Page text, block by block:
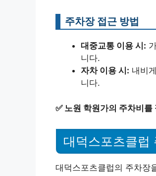
주차장 접근 방법
대중교통 이용 시:
니다.
자차 이용 시: 내비
니다.
✅ 노원 학원가의 주차비
대덕스포츠클럽
대덕스포츠클럽의 주차장